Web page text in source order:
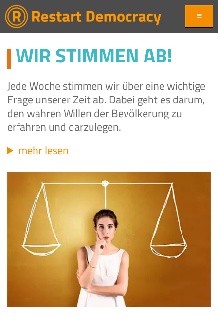
WIR STIMMEN AB!
Jede Woche stimmen wir über eine wichtige
Frage unserer Zeit ab. Dabei geht es darum,
den wahren Willen der Bevölkerung zu
erfahren und darzulegen.
mehr lesen